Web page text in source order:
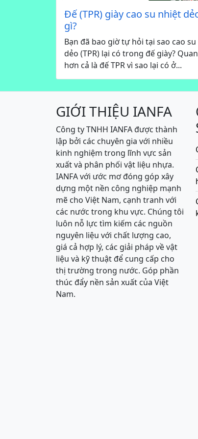
Đế (TPR) giày cao su nhiệt
gì?
Bạn đã bao giờ tự hỏi tại sao cao
dẻo (TPR) lại có trong đế giày?
hơn cả là đế TPR vì sao lại có ở...
GIỚI THIỆU IANFA
Công ty TNHH IANFA được thành
lập bởi các chuyên gia với nhiều
kinh nghiệm trong lĩnh vực sản
xuất và phân phối vật liệu nhựa.
IANFA với ước mơ đóng góp xây
dựng một nền công nghiệp mạnh
mẽ cho Việt Nam, cạnh tranh với
các nước trong khu vực. Chúng tôi
luôn nỗ lực tìm kiếm các nguồn
nguyên liệu với chất lượng cao,
giá cả hợp lý, các giải pháp về vật
liệu và kỹ thuật để cung cấp cho
thị trường trong nước. Góp phần
thúc đẩy nền sản xuất của Việt
Nam.